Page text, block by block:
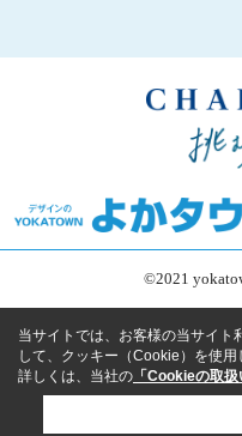
©2021
当サイトでは、お客様の当サイト
して、クッキー（Cookie）を使用
詳しくは、当社の 「Cookieの取扱